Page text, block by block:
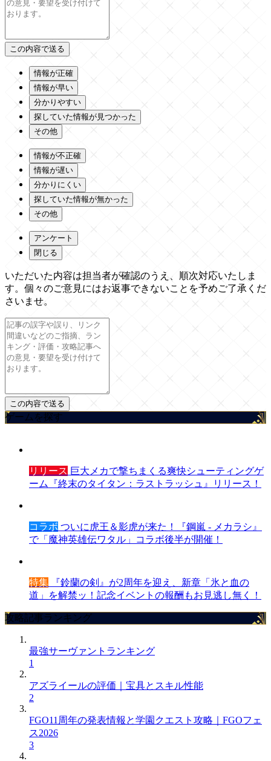
情報が正確
情報が早い
分かりやすい
探していた情報が見つかった
その他
情報が不正確
情報が遅い
分かりにくい
探していた情報が無かった
その他
アンケート
閉じる
いただいた内容は担当者が確認のうえ、順次対応いたしま
す。個々のご意見にはお返事できないことを予めご了承くだ
さいませ。
ゲームを探す
リリース 巨大メカで撃ちまくる爽快シューティングゲ
ーム『終末のタイタン：ラストラッシュ』リリース！
コラボ ついに虎王＆影虎が来た！『鋼嵐 - メカラシ』
で「魔神英雄伝ワタル」コラボ後半が開催！
特集 『鈴蘭の剣』が2周年を迎え、新章「氷と血の
道」を解禁ッ！記念イベントの報酬もお見逃し無く！
攻略記事ランキング
最強サーヴァントランキング
1
アズライールの評価｜宝具とスキル性能
2
FGO11周年の発表情報と学園クエスト攻略｜FGOフェ
ス2026
3